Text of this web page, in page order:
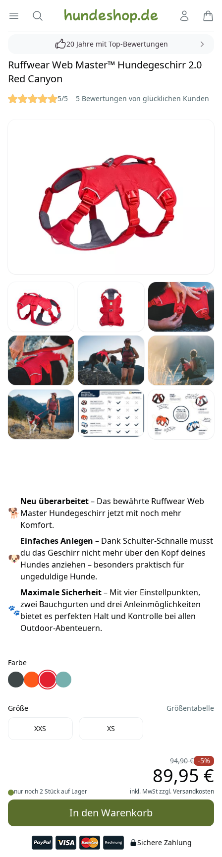
Menü öffnen
Suche Hundeshop.de
20 Jahre mit Top-Bewertungen
Ruffwear Web Master™ Hundegeschirr 2.0
Red Canyon
Reviews 5/5 5 Bewertungen von glücklichen Kunden
🐕
Neu überarbeitet– Das bewährte Ruffwear Web
Master Hundegeschirr jetzt mit noch mehr
Komfort.
🐶
Einfaches Anlegen – Dank Schulter-Schnalle musst
du das Geschirr nicht mehr über den Kopf deines
Hundes anziehen – besonders praktisch für
ungeduldige Hunde.
🐾
Maximale Sicherheit– Mit vier Einstellpunkten,
zwei Bauchgurten und drei Anleinmöglichkeiten
bietet es perfekten Halt und Kontrolle bei allen
Outdoor-Abenteuern.
Farbe
Farbe
Ruffwear Web Master™ Hundegeschirr 2.0 Basalt Gray
Ruffwear Web Master™ Hundegeschirr 2.0 Blaze
Ruffwear Web Master™ Hundegeschirr 2.0 Red
Ruffwear Web Master™ Hundegeschirr 2.0
Größe Größentabelle
XXS XS
nur noch 2 Stück auf Lager
94,90 € -5%
89,95 €
inkl. MwSt zzgl.Versandkosten
In den Warenkorb
Sichere Zahlung